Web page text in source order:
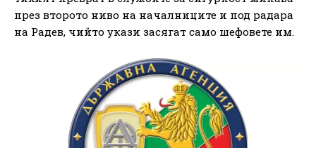
през второто ниво на началниците и под радара
на Радев, чийто укази засягат само шефовете им.